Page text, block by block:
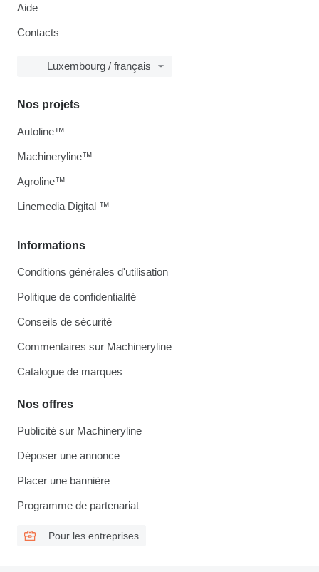
Aide
Contacts
Luxembourg / français
Informations
Conditions générales d'utilisation
Politique de confidentialité
Conseils de sécurité
Commentaires sur Machineryline
Catalogue de marques
Nos offres
Publicité sur Machineryline
Déposer une annonce
Placer une bannière
Programme de partenariat
Pour les entreprises
Nos projets
Autoline™
Machineryline™
Agroline™
Linemedia Digital ™